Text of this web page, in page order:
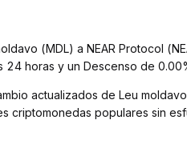
(MDL) a NEAR Protocol
24 horas y un Descenso de
actualizados de Leu
criptomonedas populares sin